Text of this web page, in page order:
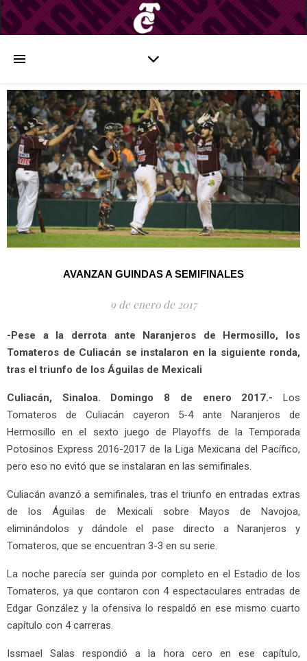
AVANZAN GUINDAS A SEMIFINALES
9 de enero de 2017
-Pese a la derrota ante Naranjeros de Hermosillo, los
Tomateros de Culiacán se instalaron en la siguiente ronda,
tras el triunfo de los Águilas de Mexicali
Culiacán, Sinaloa. Domingo 8 de enero 2017.- Los
Tomateros de Culiacán cayeron 5-4 ante Naranjeros de
Hermosillo en el sexto juego de Playoffs de la Temporada
Potosinos Express 2016-2017 de la Liga Mexicana del Pacífico,
pero eso no evitó que se instalaran en las semifinales.
Culiacán avanzó a semifinales, tras el triunfo en entradas extras
de los Águilas de Mexicali sobre Mayos de Navojoa,
eliminándolos y dándole el pase directo a Naranjeros y
Tomateros, que se encuentran 3-3 en su serie.
La noche parecía ser guinda por completo en el Estadio de los
Tomateros, ya que contaron con 4 espectaculares entradas de
Edgar González y la ofensiva lo respaldó en ese mismo cuarto
capítulo con 4 carreras.
Issmael Salas respondió a la hora cero en ese capítulo,